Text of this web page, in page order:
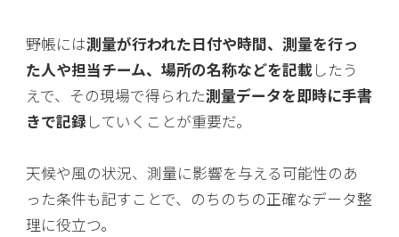
野帳には測量が行われた日付や時間、測量を行っ
た人や担当チーム、場所の名称などを記載したう
えで、その現場で得られた測量データを即時に手書
きで記録していくことが重要だ。
天候や風の状況、測量に影響を与える可能性のあ
った条件も記すことで、のちのちの正確なデータ整
理に役立つ。